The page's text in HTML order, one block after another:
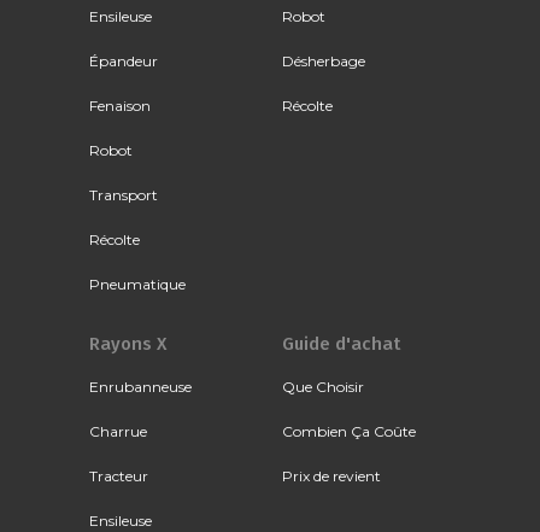
Ensileuse
Épandeur
Fenaison
Robot
Transport
Récolte
Pneumatique
Robot
Désherbage
Récolte
Rayons X
Enrubanneuse
Charrue
Tracteur
Ensileuse
Guide d'achat
Que Choisir
Combien Ça Coûte
Prix de revient